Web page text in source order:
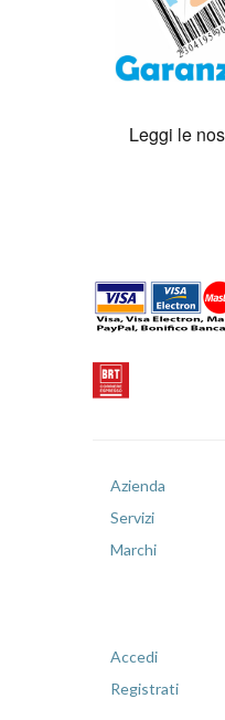
Azienda
Servizi
Marchi
Accedi
Registrati